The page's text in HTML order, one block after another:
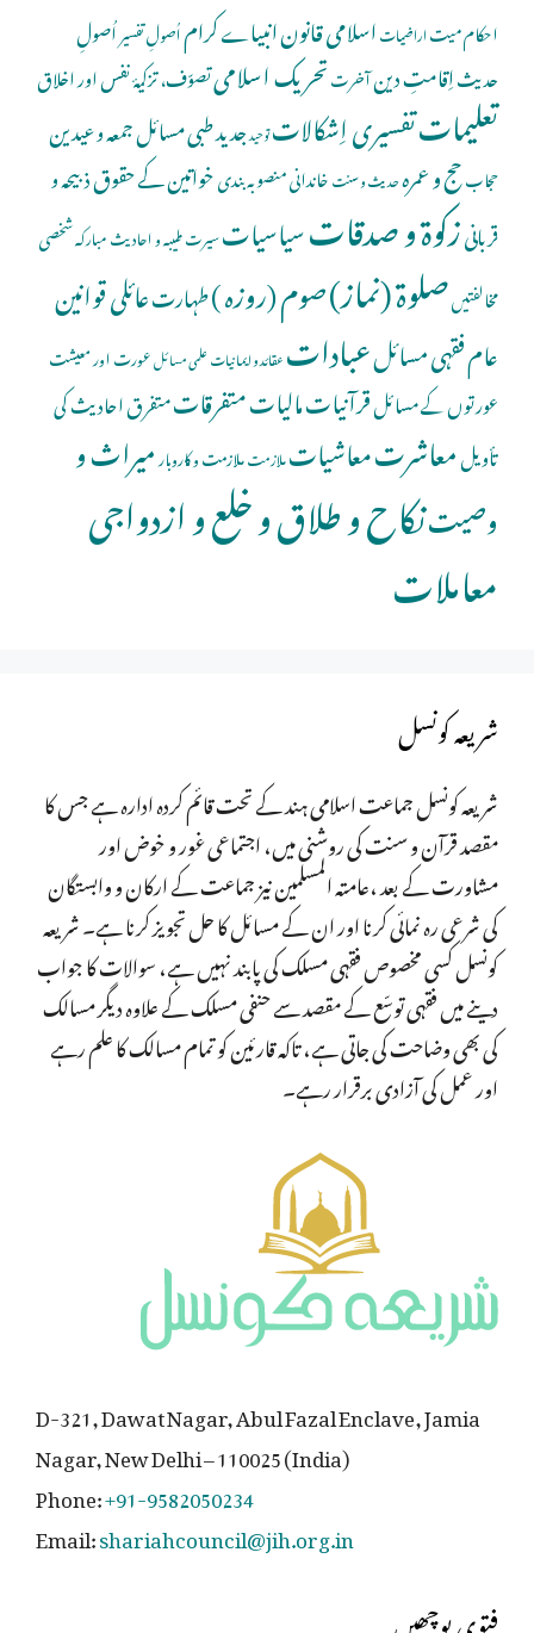
احکام میتاراضیاتاسلامی قانونانبیاے کراماُصولِ تفسیراُصولِ
حدیثاِقامتِ دینآخرتتحریک اسلامیتصوّف، تزکیۂ نفس اور اخلاق
تعلیماتتفسیری اِشکالاتتوحیدجدید طبی مسائلجمعہ و عیدین
حجابحج و عمرہحدیث و سنتخاندانی منصوبہ بندیخواتین کے حقوقذبیحہ و
قربانیزکوۃ و صدقاتسیاسیاتسیرت طیبہ و احادیث مبارکہشخصی
مخالفتیںصلوة (نماز)صوم (روزہ )طہارتعائلی قوانین
عام فقہی مسائلعباداتعقائد و ایمانیاتعلمی مسائلعورت اور معیشت
عورتوں کے مسائلقرآنیاتمالیاتمتفرقاتمتفرق احادیث کی
تأویلمعاشرتمعاشیاتملازمتملازمت و کاروبارمیراث و
وصیتنکاح و طلاق و خلع و ازدواجی
معاملات
شریعہ کونسل
شریعہ کونسل جماعت اسلامی ہند کے تحت قائم کردہ ادارہ ہے جس کا
مقصد قرآن و سنت کی روشنی میں، اجتماعی غور و خوض اور
مشاورت کے بعد ،عامتہ المسلمین نیز جماعت کے ارکان و وابستگان
کی شرعی رہ نمائی کرنا اور ان کے مسائل کا حل تجویز کرنا ہے۔ شریعہ
کونسل کسی مخصوص فقہی مسلک کی پابند نہیں ہے، سوالات کا جواب
دینے میں فقہی توسّع کے مقصد سے حنفی مسلک کے علاوہ دیگر مسالک
کی بھی وضاحت کی جاتی ہے، تاکہ قارئین کو تمام مسالک کا علم رہے
اور عمل کی آزادی برقرار رہے۔
D-321, Dawat Nagar, Abul Fazal Enclave, Jamia
Nagar, New Delhi – 110025 (India)
Phone:+91-9582050234
Email:shariahcouncil@jih.org.in